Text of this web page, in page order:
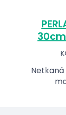
Netkaná